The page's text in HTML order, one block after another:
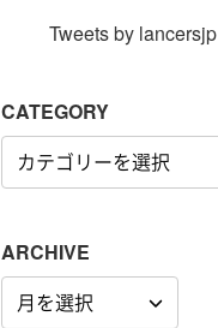
Tweets by lancersjp
CATEGORY
CATEGORY
ARCHIVE
ARCHIVE